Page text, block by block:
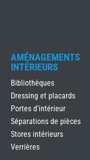
AMÉNAGEMENTS
INTÉRIEURS
Bibliothèques
Dressing et placards
Portes d’intérieur
Séparations de pièces
Stores intérieurs
Verrières